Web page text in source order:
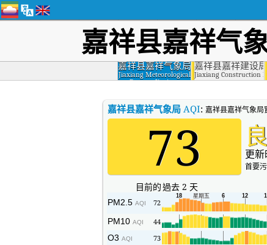
嘉祥县嘉祥气
嘉祥县嘉祥气象局
Jiaxiang Meteorological
Bureau, Jiaxiang
嘉祥县嘉祥建设局
Jiaxiang Construction
嘉祥县嘉祥气象局AQI: 嘉祥县嘉祥气象局
73 良
更
首要
目前的過去 2 天
PM2.5 AQI 72
PM10 AQI 44
O3 AQI 73